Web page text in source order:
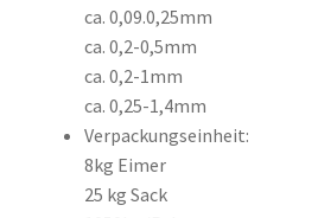
ca. 0,09.0,25mm
ca. 0,2-0,5mm
ca. 0,2-1mm
ca. 0,25-1,4mm
Verpackungseinheit:
8kg Eimer
25 kg Sack